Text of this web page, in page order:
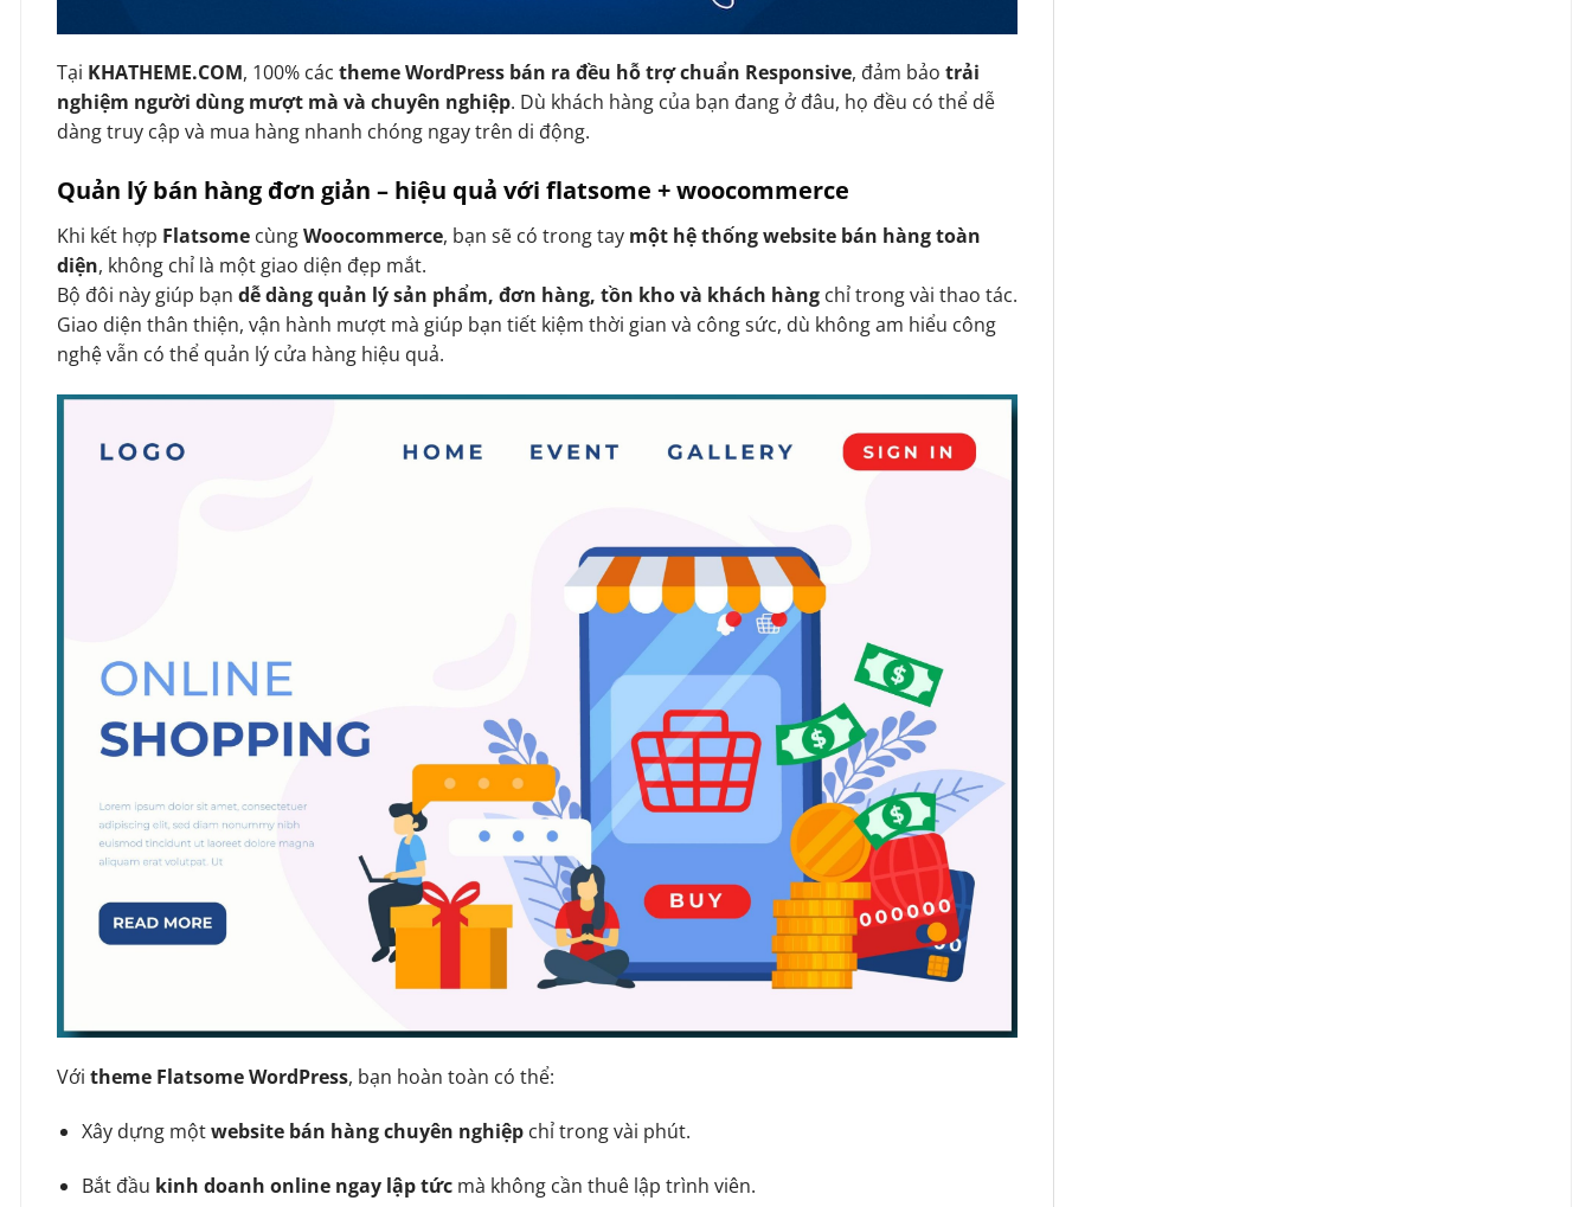
Tại KHATHEME.COM, 100% các theme WordPress bán ra đều hỗ trợ chuẩn Responsive, đảm bảo trải
nghiệm người dùng mượt mà và chuyên nghiệp. Dù khách hàng của bạn đang ở đâu, họ đều có thể dễ
dàng truy cập và mua hàng nhanh chóng ngay trên di động.
Quản lý bán hàng đơn giản – hiệu quả với flatsome + woocommerce
Khi kết hợp Flatsome cùngWoocommerce, bạn sẽ có trong tay một hệ thống website bán hàng toàn
diện, không chỉ là một giao diện đẹp mắt.
Bộ đôi này giúp bạn dễ dàng quản lý sản phẩm, đơn hàng, tồn kho và khách hàng chỉ trong vài thao tác.
Giao diện thân thiện, vận hành mượt mà giúp bạn tiết kiệm thời gian và công sức, dù không am hiểu công
nghệ vẫn có thể quản lý cửa hàng hiệu quả.
Với theme Flatsome WordPress, bạn hoàn toàn có thể:
Xây dựng mộtwebsite bán hàng chuyên nghiệpchỉ trong vài phút.
Bắt đầu kinh doanh online ngay lập tứcmà không cần thuê lập trình viên.